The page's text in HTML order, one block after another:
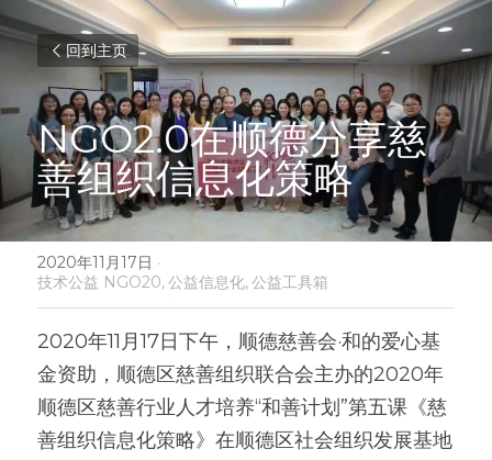
回到主页
NGO2.0在顺德分享慈
善组织信息化策略
2020年11月17日 ·
技术公益 NGO20,公益信息化,公益工具箱
2020年11月17日下午，顺德慈善会·和的爱心基
金资助，顺德区慈善组织联合会主办的2020年
顺德区慈善行业人才培养“和善计划”第五课《慈
善组织信息化策略》在顺德区社会组织发展基地